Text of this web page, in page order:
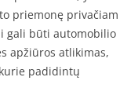
priemonę privačiam
gali būti automobilio
apžiūros atlikimas,
padidintų